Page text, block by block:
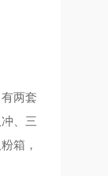
两套
、三
箱，